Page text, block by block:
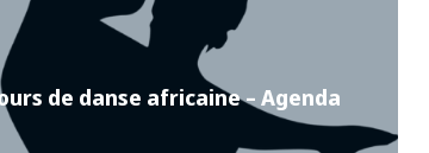
de danse africaine – Agenda